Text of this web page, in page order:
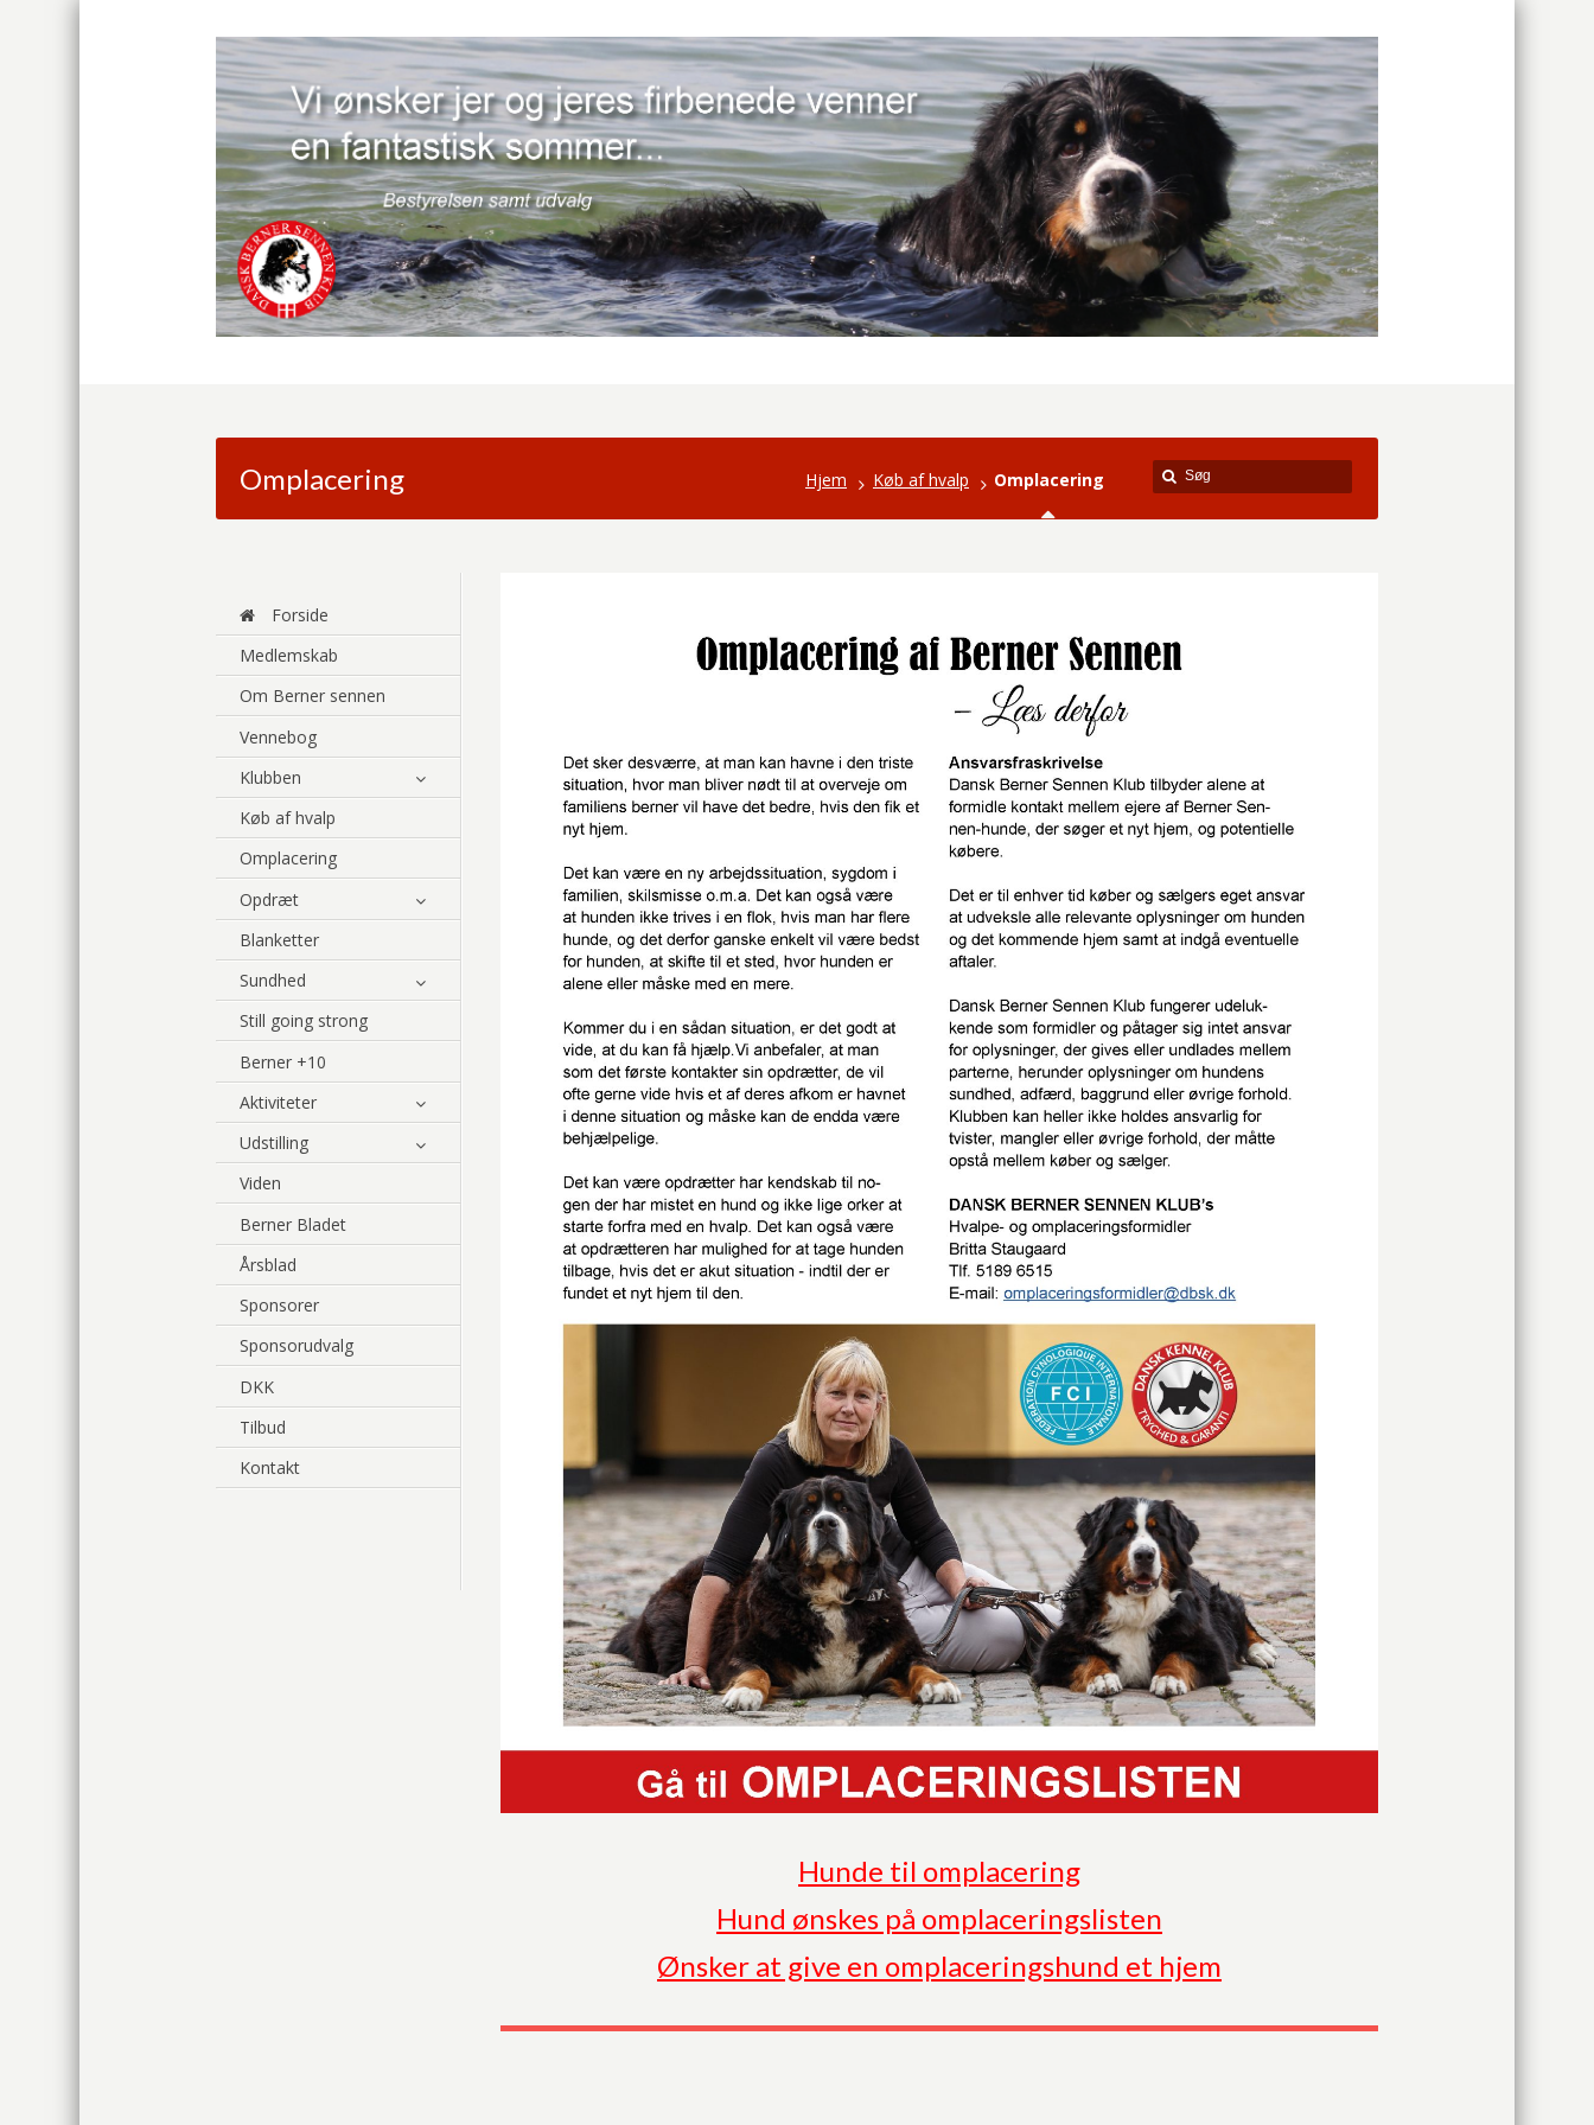
Omplacering Hjem Køb af hvalp Omplacering
Forside
Medlemskab
Om Berner sennen
Vennebog
Klubben
Køb af hvalp
Omplacering
Opdræt
Blanketter
Sundhed
Still going strong
Berner +10
Aktiviteter
Udstilling
Viden
Berner Bladet
Årsblad
Sponsorer
Sponsorudvalg
DKK
Tilbud
Kontakt
Hunde til omplacering
Hund ønskes på omplaceringslisten
Ønsker at give en omplaceringshund et hjem